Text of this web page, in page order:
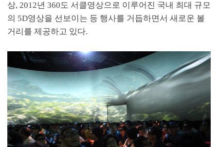
상, 2012년 360도 서클영상으로 이루어진 국내 최대 규모
의 5D영상을 선보이는 등 행사를 거듭하면서 새로운 볼
거리를 제공하고 있다.